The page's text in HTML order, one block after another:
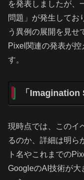
を発表しましたが、
問題」が発生してお
う異例の展開を見せ
Pixel関連の発表が控
す。
「Imagination
現時点では、このイ
るのか、詳細は明ら
ト名やこれまでの
GoogleのAI技術が大